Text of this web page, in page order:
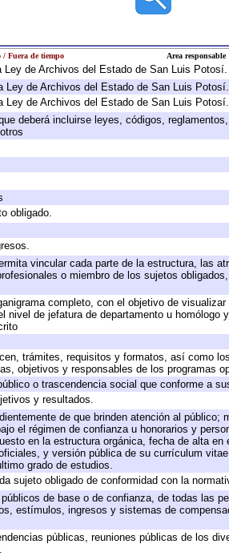
/ Fuera de tiempo Area responsable
de Archivos del Estado de San Luis
de Archivos del Estado de San Luis
de Archivos del Estado de San Luis
deberá incluirse leyes, códigos,
obligado.
vincular cada parte de la estructura, las
o miembro de los sujetos
completo, con el objetivo de
de jefatura de departamento u homólogo
trámites, requisitos y formatos, así como
objetivos y responsables de los programas
o trascendencia social que conforme a
y resultados.
de que brinden atención al público;
el régimen de confianza u honorarios y
en la estructura orgánica, fecha de alta
y versión pública de su currículum
grado de estudios.
sujeto obligado de conformidad con la
de base o de confianza, de todas las
estímulos, ingresos y sistemas de
públicas, reuniones públicas de los